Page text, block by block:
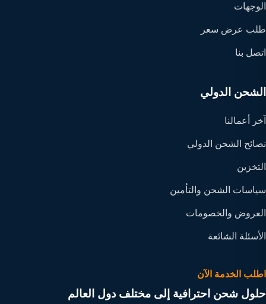
الوجهات
طلب عرض سعر
اتصل بنا
الشحن الدولي
آخر أعمالنا
نصائح الشحن الدولي
التخزين
سياسات الشحن والتأمين
العروض والخصومات
الأسئلة الشائعة
اطلب الخدمة الآن
حلول شحن احترافية إلى مختلف دول العالم